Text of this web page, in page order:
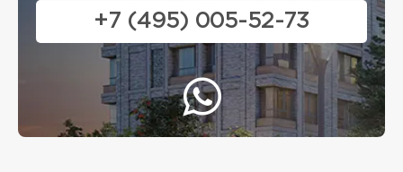
+7 (495) 005-52-73